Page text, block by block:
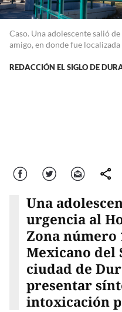
Caso. Una adolescente salió
amigo, en donde fue
REDACCIÓN EL SIGLO DE
Facebook Twitter Correo comparte
Una
urgencia al
Zona
Mexicano del
ciudad de
presentar
intoxicación